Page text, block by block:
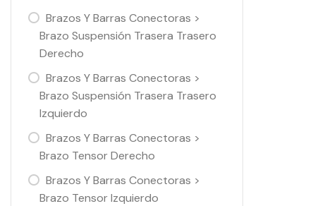
Brazos Y Barras Conectoras >
Brazo Suspensión Trasera Trasero
Derecho
Brazos Y Barras Conectoras >
Brazo Suspensión Trasera Trasero
Izquierdo
Brazos Y Barras Conectoras >
Brazo Tensor Derecho
Brazos Y Barras Conectoras >
Brazo Tensor Izquierdo